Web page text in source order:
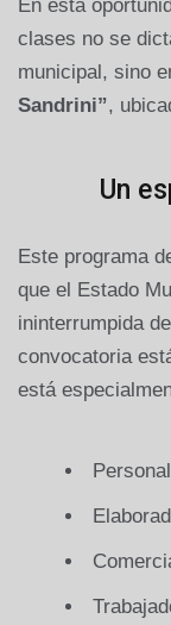
En esta
clases no se
municipal, sino
Sandrini”,
Un
Este programa
que el Estado
ininterrumpida
convocatoria
está